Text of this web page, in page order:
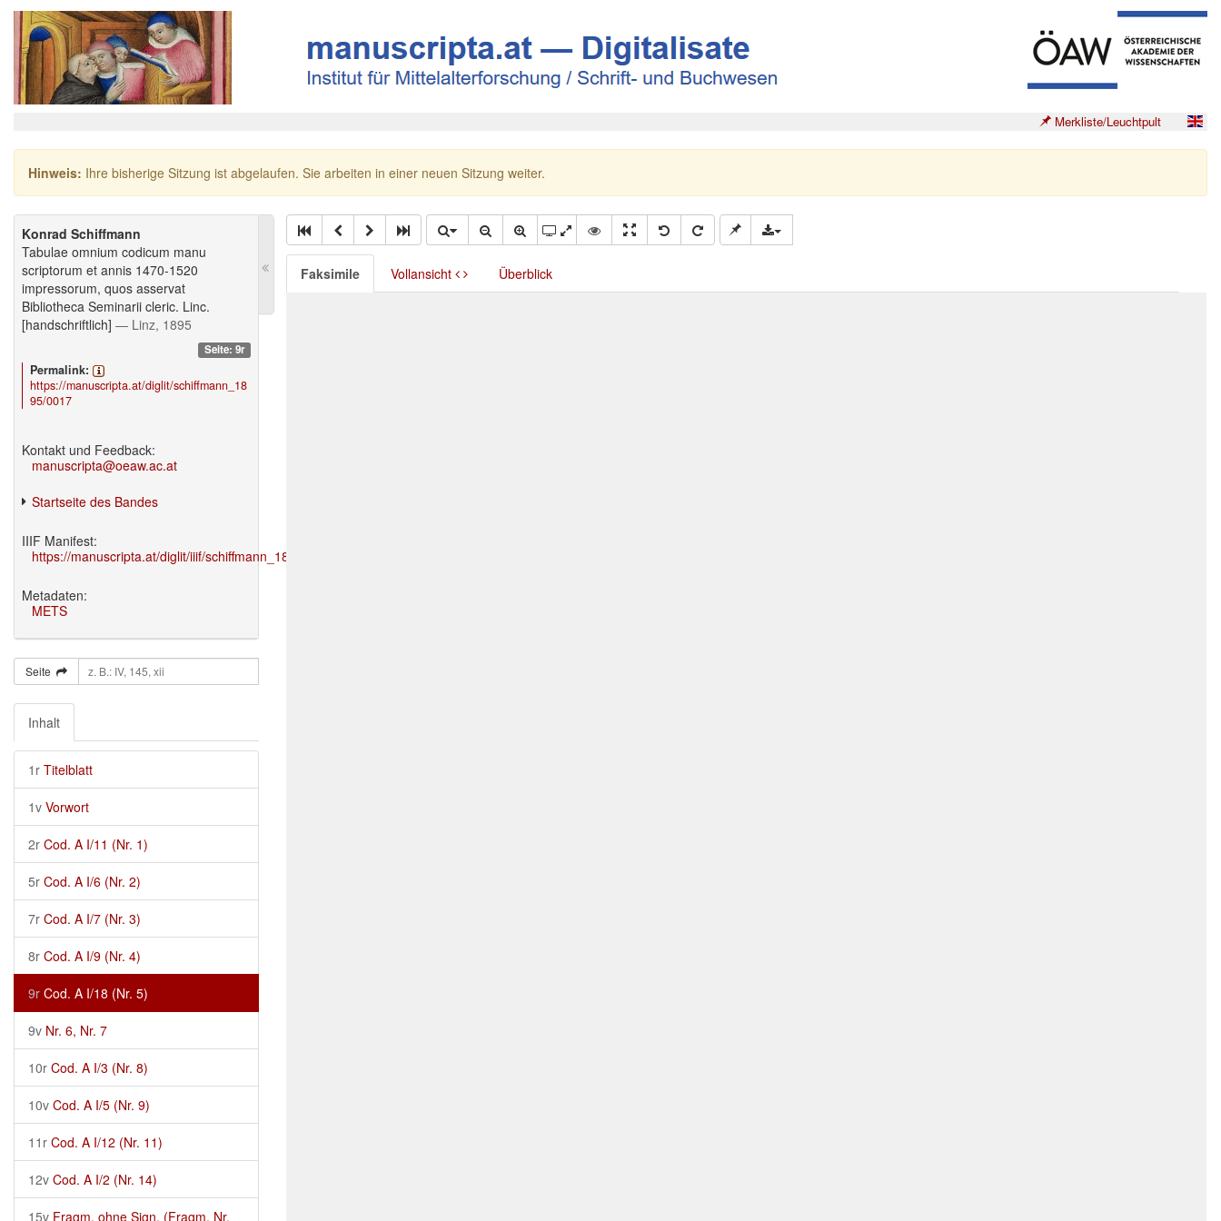
Merkliste/Leuchtpult
Hinweis: Ihre bisherige Sitzung ist abgelaufen. Sie arbeiten in einer neuen Sitzung weiter.
Konrad Schiffmann
Tabulae omnium codicum manu
scriptorum et annis 1470-1520
impressorum, quos asservat
Bibliotheca Seminarii cleric. Linc.
[handschriftlich] — Linz, 1895
Seite: 9r
Permalink:
https://manuscripta.at/diglit/schiffmann_18
95/0017
Kontakt und Feedback:
manuscripta@oeaw.ac.at
Startseite des Bandes
IIIF Manifest:
https://manuscripta.at/diglit/iiif/schiffmann_1895/manifest.json
Metadaten:
METS
Seite
Inhalt
1r Titelblatt
1v Vorwort
2r Cod. A I/11 (Nr. 1)
5r Cod. A I/6 (Nr. 2)
7r Cod. A I/7 (Nr. 3)
8r Cod. A I/9 (Nr. 4)
9r Cod. A I/18 (Nr. 5)
9v Nr. 6, Nr. 7
10r Cod. A I/3 (Nr. 8)
10v Cod. A I/5 (Nr. 9)
11r Cod. A I/12 (Nr. 11)
12v Cod. A I/2 (Nr. 14)
15v Fragm. ohne Sign. (Fragm. Nr.
Faksimile Vollansicht Überblick